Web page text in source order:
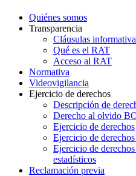
Quiénes somos
Transparencia
Cláusulas
Qué es el RAT
Acceso al RAT
Normativa
Videovigilancia
Ejercicio de derechos
Descripción de
Derecho al olvido
Ejercicio de derechos
Ejercicio de
Ejercicio de
estadísticos
Reclamación previa